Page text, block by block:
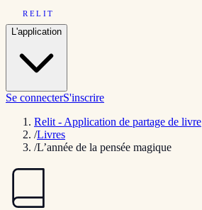
RELIT
L'application
Se connecterS'inscrire
Relit - Application de partage de livre
/Livres
/L’année de la pensée magique